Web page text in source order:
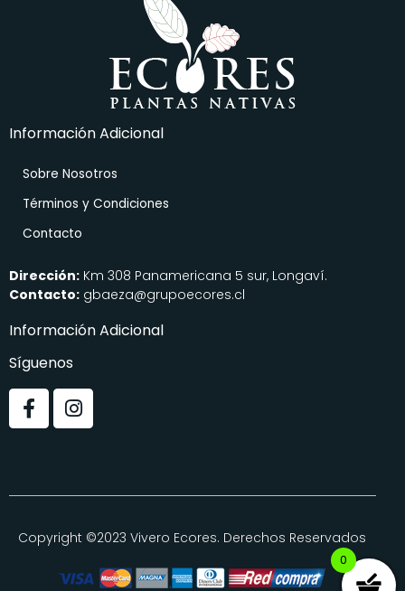
Información Adicional
Sobre Nosotros
Términos y Condiciones
Contacto
Dirección: Km 308 Panamericana 5 sur, Longaví.
Contacto: gbaeza@grupoecores.cl
Información Adicional
Síguenos
Copyright ©2023 Vivero Ecores. Derechos Reservados
0